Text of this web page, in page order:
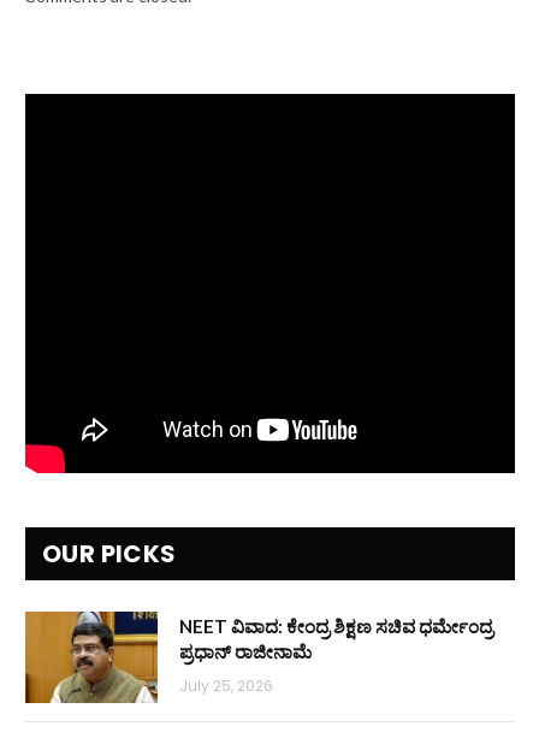
OUR PICKS
NEET ವಿವಾದ: ಕೇಂದ್ರ ಶಿಕ್ಷಣ ಸಚಿವ ಧರ್ಮೇಂದ್ರ
ಪ್ರಧಾನ್ ರಾಜೀನಾಮೆ
July 25, 2026